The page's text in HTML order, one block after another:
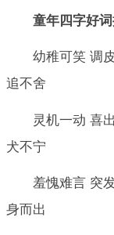
童年四字好
幼稚可笑 调
追不舍
灵机一动 喜
犬不宁
羞愧难言 突
身而出